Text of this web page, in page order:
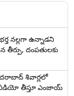
న‌ల్ల‌గా ఉన్నాడ‌ని
తీర్పు, దంపతులకు
శివార్లలో
వీడియో తీస్తూ ఎంజాయ్